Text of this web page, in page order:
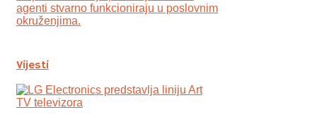
agenti stvarno funkcioniraju u poslovnim
okruženjima.
Vijesti